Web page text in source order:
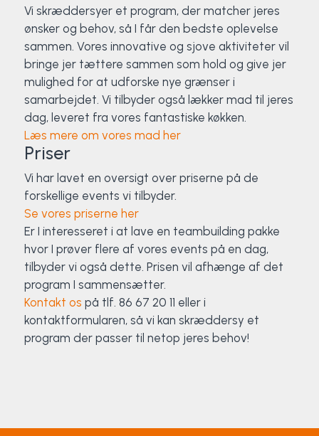
Vi skræddersyer et program, der matcher jeres
ønsker og behov, så I får den bedste oplevelse
sammen. Vores innovative og sjove aktiviteter vil
bringe jer tættere sammen som hold og give jer
mulighed for at udforske nye grænser i
samarbejdet. Vi tilbyder også lækker mad til jeres
dag, leveret fra vores fantastiske køkken.
Læs mere om vores mad her
Priser
Vi har lavet en oversigt over priserne på de
forskellige events vi tilbyder.
Se vores priserne her
Er I interesseret i at lave en teambuilding pakke
hvor I prøver flere af vores events på en dag,
tilbyder vi også dette. Prisen vil afhænge af det
program I sammensætter.
Kontakt os på tlf. 86 67 20 11 eller i
kontaktformularen, så vi kan skræddersy et
program der passer til netop jeres behov!